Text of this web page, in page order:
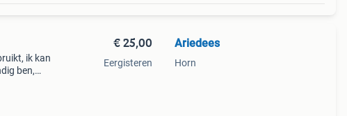
ik kan
ben,
€ 25,00
Eergisteren
Ariedees
Horn